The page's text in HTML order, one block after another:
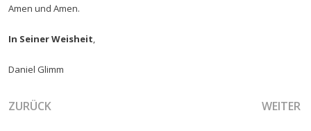
Amen und Amen.
In Seiner Weisheit,
Daniel Glimm
VORHERIGER BEITRAG: DER SICH VORANBEWEGENDE
ZURÜCK WEITER